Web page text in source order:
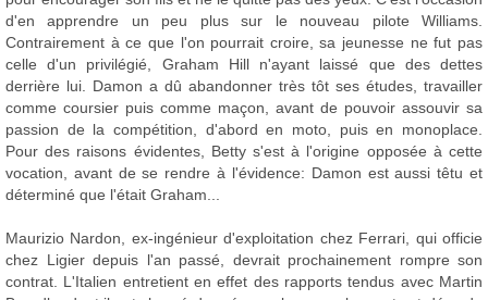
d'en apprendre un peu plus sur le nouveau pilote Williams.
Contrairement à ce que l'on pourrait croire, sa jeunesse ne fut pas
celle d'un privilégié, Graham Hill n'ayant laissé que des dettes
derrière lui. Damon a dû abandonner très tôt ses études, travailler
comme coursier puis comme maçon, avant de pouvoir assouvir sa
passion de la compétition, d'abord en moto, puis en monoplace.
Pour des raisons évidentes, Betty s'est à l'origine opposée à cette
vocation, avant de se rendre à l'évidence: Damon est aussi têtu et
déterminé que l'était Graham...
Maurizio Nardon, ex-ingénieur d'exploitation chez Ferrari, qui officie
chez Ligier depuis l'an passé, devrait prochainement rompre son
contrat. L'Italien entretient en effet des rapports tendus avec Martin